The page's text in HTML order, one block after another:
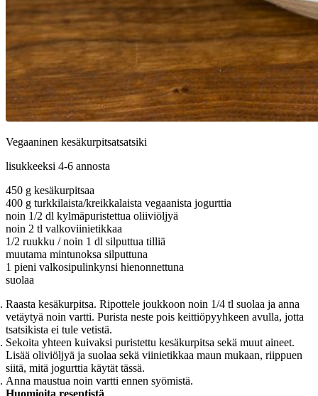
Vegaaninen kesäkurpitsatsatsiki
lisukkeeksi 4-6 annosta
450 g kesäkurpitsaa
400 g turkkilaista/kreikkalaista vegaanista jogurttia
noin 1/2 dl kylmäpuristettua oliiviöljyä
noin 2 tl valkoviinietikkaa
1/2 ruukku / noin 1 dl silputtua tilliä
muutama mintunoksa silputtuna
1 pieni valkosipulinkynsi hienonnettuna
suolaa
Raasta kesäkurpitsa. Ripottele joukkoon noin 1/4 tl suolaa ja anna
vetäytyä noin vartti. Purista neste pois keittiöpyyhkeen avulla, jotta
tsatsikista ei tule vetistä.
Sekoita yhteen kuivaksi puristettu kesäkurpitsa sekä muut aineet.
Lisää oliviöljyä ja suolaa sekä viinietikkaa maun mukaan, riippuen
siitä, mitä jogurttia käytät tässä.
Anna maustua noin vartti ennen syömistä.
Huomioita reseptistä